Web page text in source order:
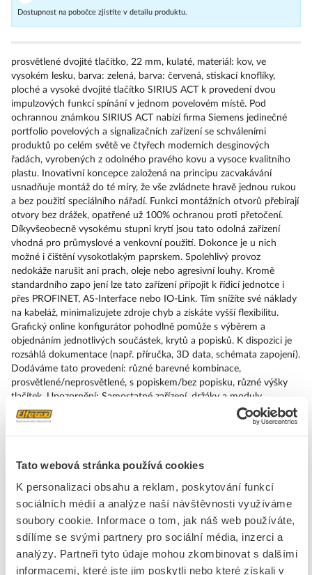
Tato webová stránka používá cookies
K personalizaci obsahu a reklam, poskytování funkcí
sociálních médií a analýze naší návštěvnosti využíváme
soubory cookie. Informace o tom, jak náš web používáte,
sdílíme se svými partnery pro sociální média, inzerci a
analýzy. Partneři tyto údaje mohou zkombinovat s dalšími
informacemi, které jste jim poskytli nebo které získali v
Dostupnost na pobočce zjistíte v detailu produktu.
prosvětlené dvojité tlačítko, 22 mm, kulaté, materiál: kov, ve
vysokém lesku, barva: zelená, barva: červená, stiskací knoflíky,
ploché a vysoké dvojité tlačítko SIRIUS ACT k provedení dvou
impulzových funkcí spínání v jednom povelovém místě. Pod
ochrannou známkou SIRIUS ACT nabízí firma Siemens jedinečné
portfolio povelových a signalizačních zařízení se schváleními
produktů po celém světě ve čtyřech moderních desginových
řadách, vyrobených z odolného pravého kovu a vysoce kvalitního
plastu. Inovativní koncepce založená na principu zacvakávání
usnadňuje montáž do té míry, že vše zvládnete hravě jednou rukou
a bez použití speciálního nářadí. Funkci montážních otvorů přebírají
otvory bez drážek, opatřené už 100% ochranou proti přetočení.
Díkyvšeobecně vysokému stupni krytí jsou tato odolná zařízení
vhodná pro průmyslové a venkovní použití. Dokonce je u nich
možné i čištění vysokotlakým paprskem. Spolehlivý provoz
nedokáže narušit ani prach, oleje nebo agresivní louhy. Kromě
standardního zapo jení lze tato zařízení připojit k řídicí jednotce i
přes PROFINET, AS-Interface nebo IO-Link. Tím snížíte své náklady
na kabeláž, minimalizujete zdroje chyb a získáte vyšší flexibilitu.
Grafický online konfigurátor pohodlně pomůže s výběrem a
objednáním jednotlivých součástek, krytů a popisků. K dispozici je
rozsáhlá dokumentace (např. příručka, 3D data, schémata zapojení).
Dodáváme tato provedení: různé barevné kombinace,
prosvětlené/neprosvětlené, s popiskem/bez popisku, různé výšky
tlačítek. Upozornění: Samostatné zařízení, držáky a moduly
objednávejte prosím zvlášť. SIRIUS ACT – Performance in Action
při udělování příkazů a hlášení. Jednoduše smontovatelný,
jednoduše silný, jednoduše perfektní.
Značka SIEMENS
Přední kryty pro tlačítka
Barva tlačítka
Červená / zelená
Počet řídicích bodů
1
Konstrukční typ objektivu Oválný